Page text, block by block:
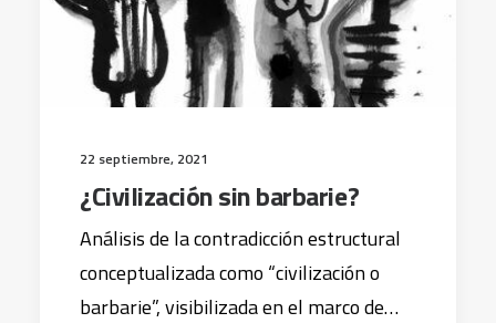
22 septiembre, 2021
¿Civilización sin barbarie?
Análisis de la contradicción estructural
conceptualizada como “civilización o
barbarie”, visibilizada en el marco de…